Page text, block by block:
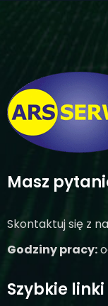
Masz
Skontaktuj się z
Godziny pracy:
Szybkie linki